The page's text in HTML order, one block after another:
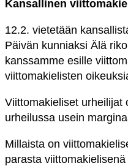
Kansallinen
12.2. vietetään
Päivän kunniaksi Älä
kanssamme esille
viittomakielisten
Viittomakieliset urheilijat
urheilussa usein
Millaista on
parasta